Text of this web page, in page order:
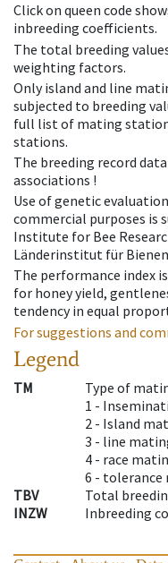
Click on queen code
inbreeding coefficients.
The total breeding
weighting factors.
Only island and line
subjected to breeding
full list of mating
stations.
The breeding record
associations !
Use of genetic
commercial purposes is
Institute for Bee
Länderinstitut für
The performance index
for honey yield,
tendency in equal
For suggestions and
Legend
TM
Type of
1 -
2 - Island
3 - line
4 - race
6 - tolerance
TBV
Total
INZW
Inbreeding